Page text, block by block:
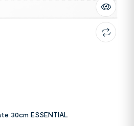
30cm ESSENTIAL